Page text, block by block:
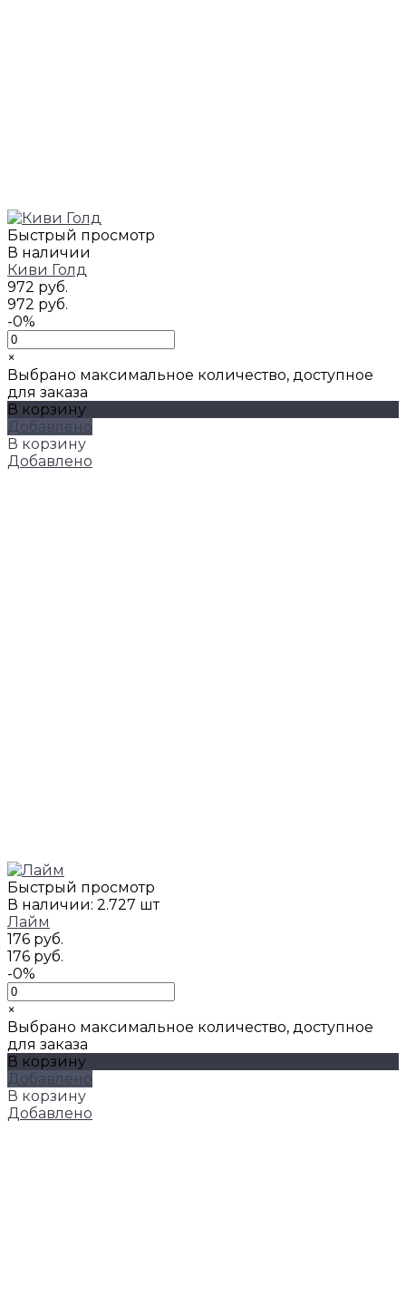
Быстрый просмотр
В наличии
Киви Голд
972 руб.
972 руб.
-0%
×
Выбрано максимальное количество, доступное
для заказа
В корзину
Добавлено
В корзину
Добавлено
Быстрый просмотр
В наличии: 2.727 шт
Лайм
176 руб.
176 руб.
-0%
×
Выбрано максимальное количество, доступное
для заказа
В корзину
Добавлено
В корзину
Добавлено